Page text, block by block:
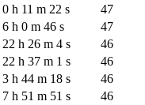
h 11 m 22 s
47
6 h 0 m 46 s
47
22 h 26 m 4 s
46
22 h 37 m 1 s
46
3 h 44 m 18 s
46
7 h 51 m 51 s
46